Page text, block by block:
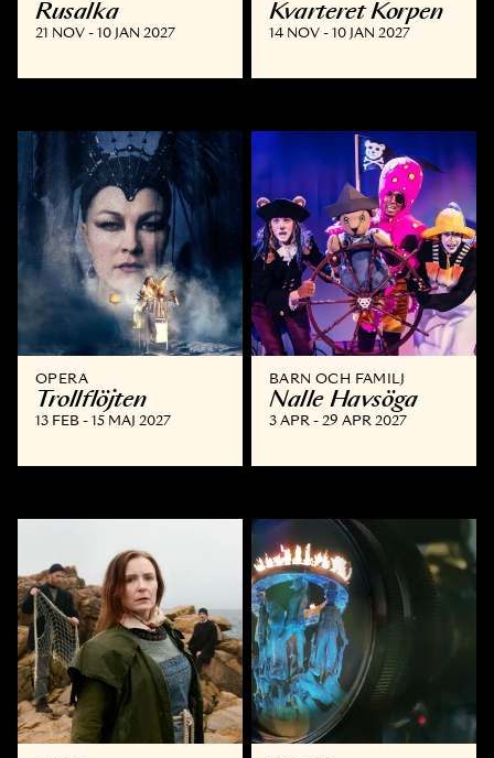
Rusalka
21 NOV - 10 JAN 2027
Kvarteret Korpen
14 NOV - 10 JAN 2027
OPERA
Trollflöjten
13 FEB - 15 MAJ 2027
BARN OCH FAMILJ
Nalle Havsöga
3 APR - 29 APR 2027